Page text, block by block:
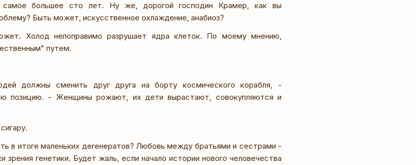
большее сто лет. Ну же, дорогой господин Крамер, как вы
Быть может, искусственное охлаждение, анабиоз?
Холод непоправимо разрушает ядра клеток. По моему мнению,
путем.
должны сменить друг друга на борту космического корабля, -
позицию. - Женщины рожают, их дети вырастают, совокупляются и
в итоге маленьких дегенератов? Любовь между братьями и сестрами -
зрения генетики. Будет жаль, если начало истории нового человечества